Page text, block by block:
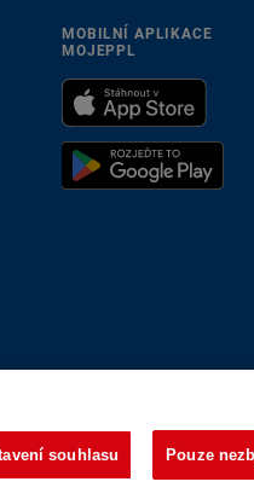
MOBILNÍ APLIKACE
MOJEPPL
se
souhlasu Pouze